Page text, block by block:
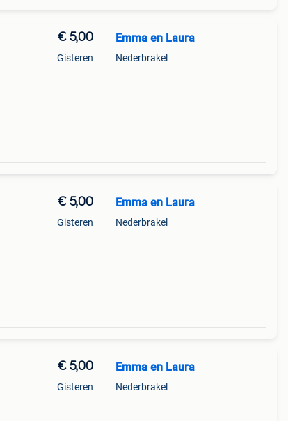
€ 5,00
Gisteren
Emma en Laura
Nederbrakel
€ 5,00
Gisteren
Emma en Laura
Nederbrakel
€ 5,00
Gisteren
Emma en Laura
Nederbrakel